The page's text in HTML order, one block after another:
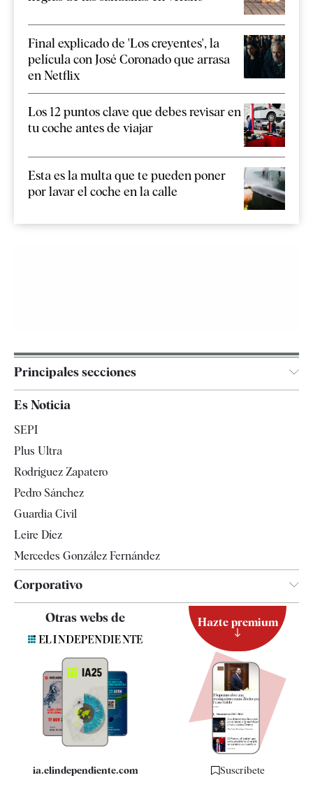
Final explicado de 'Los creyentes', la
película con José Coronado que arrasa
en Netflix
Los 12 puntos clave que debes revisar en
tu coche antes de viajar
Esta es la multa que te pueden poner
por lavar el coche en la calle
Principales secciones
España
Televisión
Es Noticia
SEPI
Plus Ultra
Rodríguez Zapatero
Pedro Sánchez
Guardia Civil
Leire Díez
Mercedes González Fernández
Corporativo
Contacto
Quiénes somos
Especificaciones
Otras webs de
ia.elindependiente.com
Hazte premium
Suscríbete